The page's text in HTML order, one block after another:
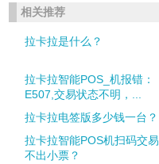
相关推荐
拉卡拉是什么？
拉卡拉智能POS_机报错：
E507,交易状态不明，...
拉卡拉电签版多少钱一台？
拉卡拉智能POS机扫码交易
不出小票？